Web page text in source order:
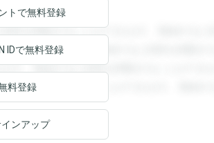
答を閲覧することができます。登録すると回
ことができます。登録すると回答を閲覧する
す。登録すると回答を閲覧することができま
と回答を閲覧することができます。登録する
トで無料登録
IDで無料登録
無料登録
ンアップ